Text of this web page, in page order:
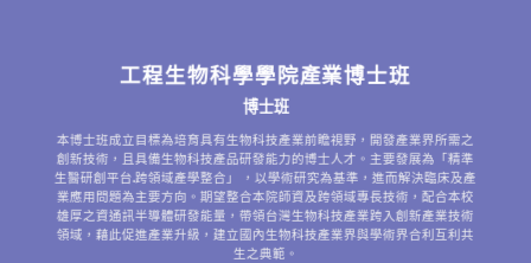
工程生物科學學院產業博士班
博士班
本博士班成立目標為培育具有生物科技產業前瞻視野，開發產業界所需之
創新技術，且具備生物科技產品研發能力的博士人才。主要發展為「精準
生醫研創平台.跨領域產學整合」 ，以學術研究為基準，進而解決臨床及產
業應用問題為主要方向。期望整合本院師資及跨領域專長技術，配合本校
雄厚之資通訊半導體研發能量，帶領台灣生物科技產業跨入創新產業技術
領域，藉此促進產業升級，建立國內生物科技產業界與學術界合利互利共
生之典範。